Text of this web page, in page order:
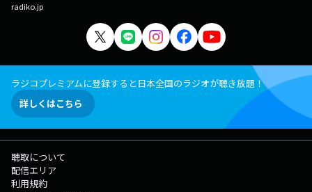
radiko.jp
ラジコプレミアムに登録すると日本全国のラジオが聴き放題！
詳しくはこちら
聴取について
配信エリア
利用規約